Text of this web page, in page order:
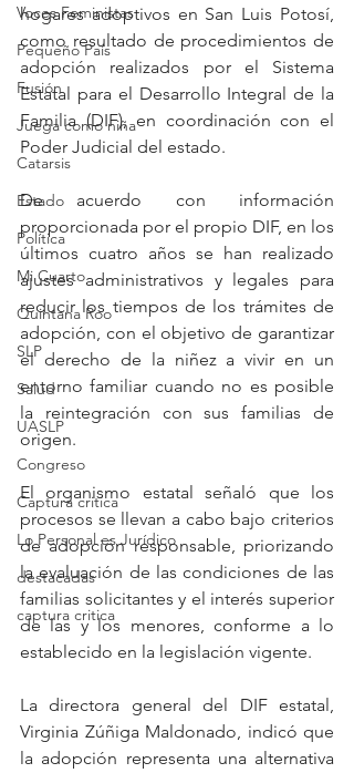
Voces Feministas
Pequeño País
Fusión
Juega como niña
Catarsis
Estado
Política
Mi Cuarto
Quintana Roo
SLP
Salud
UASLP
Congreso
Captura critica
Lo Personal es Jurídico
destacadas
captura critica
hogares adoptivos en San Luis Potosí,
como resultado de procedimientos de
adopción realizados por el Sistema
Estatal para el Desarrollo Integral de la
Familia (DIF), en coordinación con el
Poder Judicial del estado.
De acuerdo con información
proporcionada por el propio DIF, en los
últimos cuatro años se han realizado
ajustes administrativos y legales para
reducir los tiempos de los trámites de
adopción, con el objetivo de garantizar
el derecho de la niñez a vivir en un
entorno familiar cuando no es posible
la reintegración con sus familias de
origen.
El organismo estatal señaló que los
procesos se llevan a cabo bajo criterios
de adopción responsable, priorizando
la evaluación de las condiciones de las
familias solicitantes y el interés superior
de las y los menores, conforme a lo
establecido en la legislación vigente.
La directora general del DIF estatal,
Virginia Zúñiga Maldonado, indicó que
la adopción representa una alternativa